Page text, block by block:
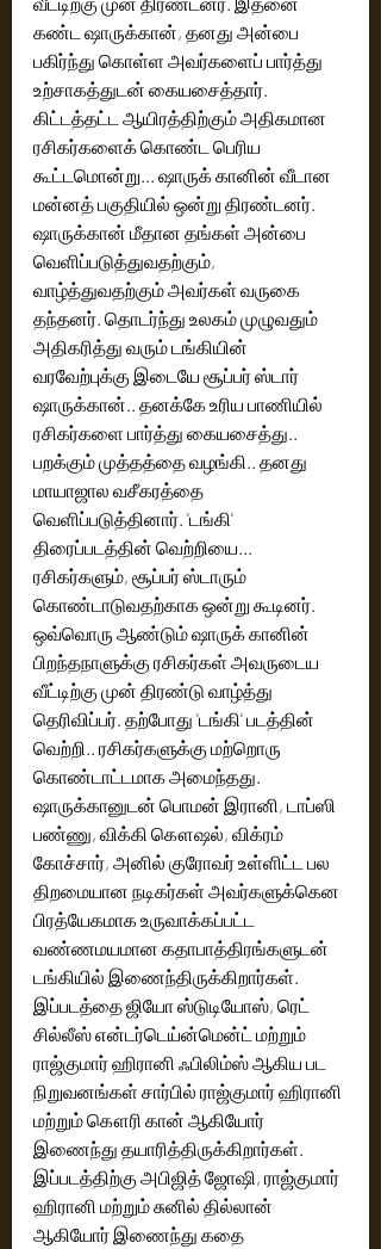
கண்ட ஷாருக்கான், தனது அன்பை
பகிர்ந்து கொள்ள அவர்களைப் பார்த்து
உற்சாகத்துடன் கையசைத்தார்.
கிட்டத்தட்ட ஆயிரத்திற்கும் அதிகமான
ரசிகர்களைக் கொண்ட பெரிய
கூட்டமொன்று... ஷாருக் கானின் வீடான
மன்னத் பகுதியில் ஒன்று திரண்டனர்.‌
ஷாருக்கான் மீதான தங்கள் அன்பை
வெளிப்படுத்துவதற்கும்,
வாழ்த்துவதற்கும் அவர்கள் வருகை
தந்தனர். தொடர்ந்து உலகம் முழுவதும்
அதிகரித்து வரும் டங்கியின்
வரவேற்புக்கு இடையே சூப்பர் ஸ்டார்
ஷாருக்கான்.. தனக்கே உரிய பாணியில்
ரசிகர்களை பார்த்து கையசைத்து..
பறக்கும் முத்தத்தை வழங்கி.. தனது
மாயாஜால வசீகரத்தை
வெளிப்படுத்தினார்.‌ 'டங்கி'
திரைப்படத்தின் வெற்றியை...
ரசிகர்களும், சூப்பர் ஸ்டாரும்
கொண்டாடுவதற்காக ஒன்று கூடினர்.
ஒவ்வொரு ஆண்டும் ஷாருக் கானின்
பிறந்தநாளுக்கு ரசிகர்கள் அவருடைய
வீட்டிற்கு முன் திரண்டு வாழ்த்து
தெரிவிப்பர். தற்போது 'டங்கி' படத்தின்
வெற்றி.. ரசிகர்களுக்கு மற்றொரு
கொண்டாட்டமாக அமைந்தது.
ஷாருக்கானுடன் பொமன் இரானி, டாப்ஸி
பண்ணு, விக்கி கௌஷல், விக்ரம்
கோச்சார், அனில் குரோவர் உள்ளிட்ட பல
திறமையான நடிகர்கள் அவர்களுக்கென
பிரத்யேகமாக உருவாக்கப்பட்ட
வண்ணமயமான கதாபாத்திரங்களுடன்
டங்கியில் இணைந்திருக்கிறார்கள்.
இப்படத்தை ஜியோ ஸ்டுடியோஸ், ரெட்
சில்லீஸ் என்டர்டெய்ன்மென்ட் மற்றும்
ராஜ்குமார் ஹிரானி ஃபிலிம்ஸ் ஆகிய பட
நிறுவனங்கள் சார்பில் ராஜ்குமார் ஹிரானி
மற்றும் கௌரி கான் ஆகியோர்
இணைந்து தயாரித்திருக்கிறார்கள்.
இப்படத்திற்கு அபிஜித் ஜோஷி, ராஜ்குமார்
ஹிரானி மற்றும் சுனில் தில்லான்
ஆகியோர் இணைந்து கதை